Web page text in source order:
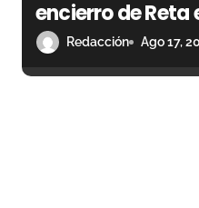
encierro de Reta
Redacción Ago 17,